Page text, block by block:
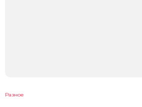
Разное